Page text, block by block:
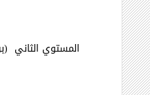
المستوي الثاني